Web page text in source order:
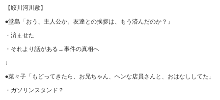
【鮫川河川敷】
●堂島「おう、主人公か。友達との挨拶は、もう済んだのか？」
・済ませた
・それより話がある→事件の真相へ
↓
●菜々子「もどってきたら、お兄ちゃん、ヘンな店員さんと、おはなししてた」
・ガソリンスタンド？